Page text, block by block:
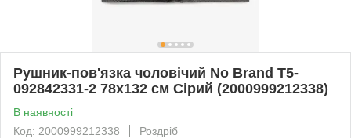
Рушник-пов'язка чоловічий No Brand T5-
092842331-2 78х132 см Сірий (2000999212338)
В наявності
Код: 2000999212338
Роздріб